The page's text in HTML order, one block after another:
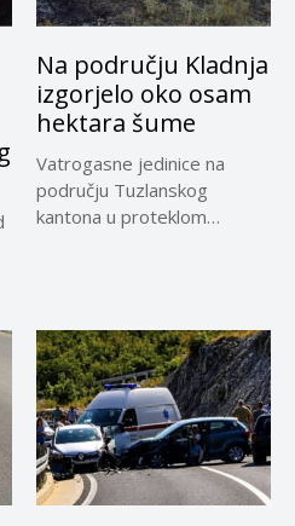
Na području Kladnja
izgorjelo oko osam
hektara šume
Vatrogasne jedinice na
području Tuzlanskog
kantona u proteklom